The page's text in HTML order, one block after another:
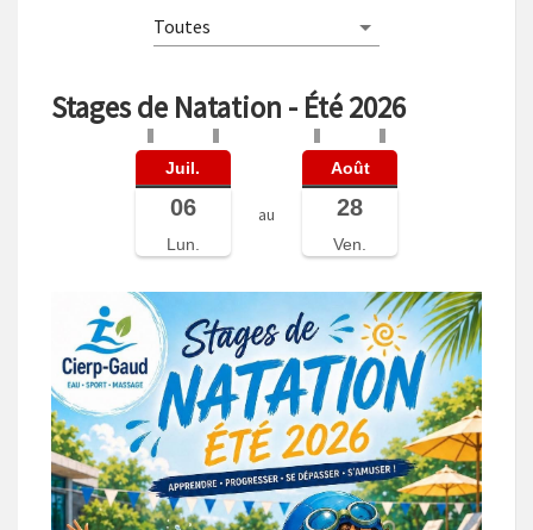
Stages de Natation - Été 2026
Juil.
06
Lun.
au
Août
28
Ven.